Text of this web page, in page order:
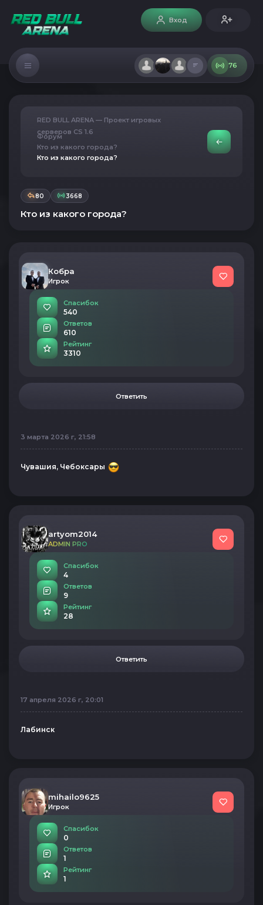
Вход
76
RED BULL ARENA — Проект игровых
серверов CS 1.6
Форум
Кто из какого города?
Кто из какого города?
80 3668
Кто из какого города?
Кобра
Игрок
Спасибок
540
Ответов
610
Рейтинг
3310
Ответить
3 марта 2026 г, 21:58
Чувашия, Чебоксары
artyom2014
ADMIN PRO
Спасибок
4
Ответов
9
Рейтинг
28
Ответить
17 апреля 2026 г, 20:01
Лабинск
mihailo9625
Игрок
Спасибок
0
Ответов
1
Рейтинг
1